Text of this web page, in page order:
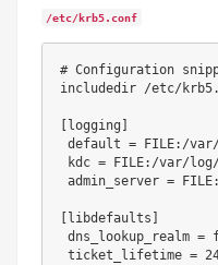
/etc/krb5.conf
# Configuration
includedir /etc/
[logging]
default = FILE:/
kdc = FILE:/var/
admin_server =
[libdefaults]
dns_lookup_realm =
ticket_lifetime =